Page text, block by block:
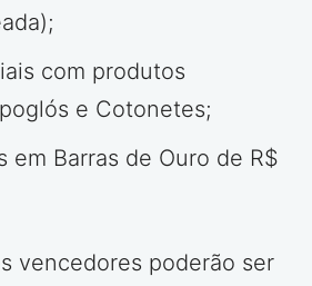
com produtos
e Cotonetes;
em Barras de Ouro de R$
vencedores poderão ser